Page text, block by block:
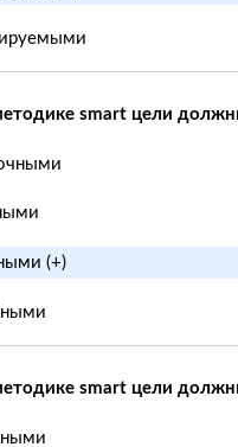
smart цели
(+)
smart цели